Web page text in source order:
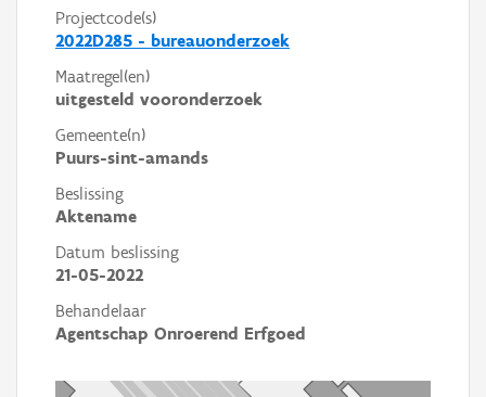
Projectcode(s)
2022D285 - bureauonderzoek
Maatregel(en)
uitgesteld vooronderzoek
Gemeente(n)
Puurs-sint-amands
Beslissing
Aktename
Datum beslissing
21-05-2022
Behandelaar
Agentschap Onroerend Erfgoed